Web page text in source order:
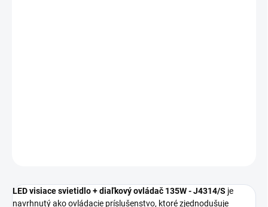
LED visiace svietidlo + diaľkový ovládač 135W - J4314/S je
navrhnutý ako ovládacie príslušenstvo, ktoré zjednodušuje